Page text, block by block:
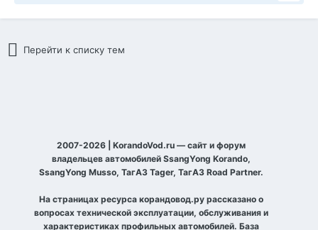
Перейти к списку тем
2007-2026 | KorandoVod.ru — сайт и форум
владельцев автомобилей SsangYong Korando,
SsangYong Musso, ТагАЗ Tager, ТагАЗ Road Partner.
На страницах ресурса корандовод.ру рассказано о
вопросах технической эксплуатации, обслуживания и
характеристиках профильных автомобилей. База